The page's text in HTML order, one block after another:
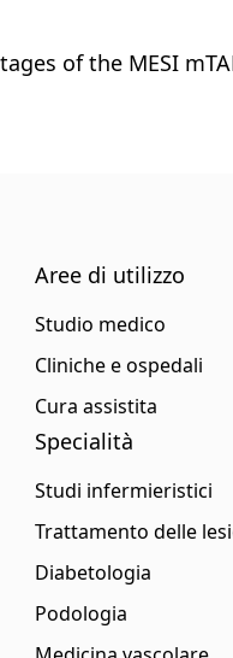
of the MESI
Aree di utilizzo
Studio medico
Cliniche e ospedali
Cura assistita
Specialità
Studi infermieristici
Trattamento delle
Diabetologia
Podologia